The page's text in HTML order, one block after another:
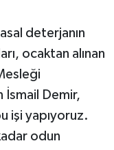
deterjanın
ocaktan alınan
İsmail Demir,
işi yapıyoruz.
odun